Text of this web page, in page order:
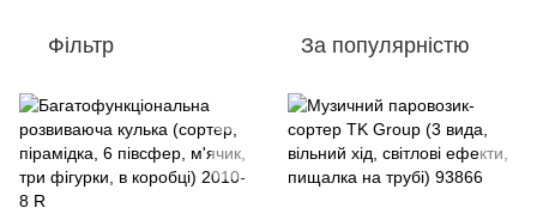
Фільтр За популярністю